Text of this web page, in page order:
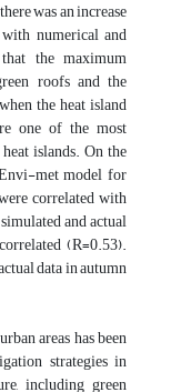
was an increase
numerical and
the maximum
roofs and the
the heat island
one of the most
islands. On the
met model for
correlated with
and actual
(R=0.53).
data in autumn
areas has been
strategies in
including green